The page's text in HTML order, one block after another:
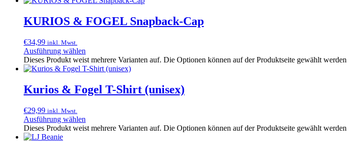
KURIOS & FOGEL Snapback-Cap
€34,99 inkl. Mwst.
Ausführung wählen
Dieses Produkt weist mehrere Varianten auf. Die Optionen können auf der Produktseite gewählt werden
Kurios & Fogel T-Shirt (unisex)
€29,99 inkl. Mwst.
Ausführung wählen
Dieses Produkt weist mehrere Varianten auf. Die Optionen können auf der Produktseite gewählt werden